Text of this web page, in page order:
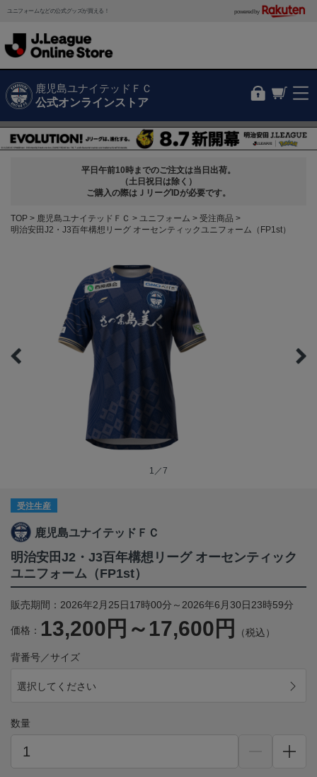
ユニフォームなどの公式グッズが買える！ powered by
鹿児島ユナイテッドＦＣ
公式オンラインストア
平日午前10時までのご注文は当日出荷。
（土日祝日は除く）
ご購入の際はＪリーグIDが必要です。
TOP 鹿児島ユナイテッドＦＣ ユニフォーム
受注商品
明治安田J2・J3百年構想リーグ オーセンティックユニフォーム（FP1st）
1／7
受注生産
鹿児島ユナイテッドＦＣ
明治安田J2・J3百年構想リーグ オーセンティック
ユニフォーム（FP1st）
販売期間：2026年2月25日17時00分～2026年6月30日23時59分
価格： 13,200円～17,600円 （税込）
背番号／サイズ
選択してください
数量